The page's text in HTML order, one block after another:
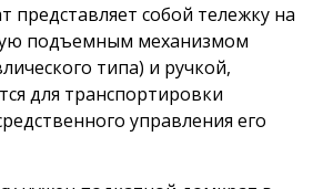
представляет собой тележку на
подъемным механизмом
типа) и ручкой,
для транспортировки
управления его